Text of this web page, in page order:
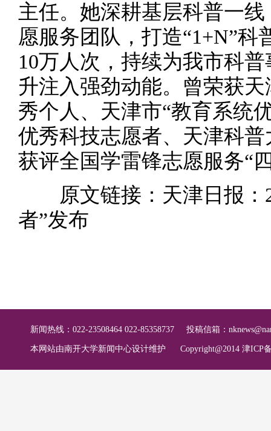
主任。她深耕基层科普一
愿服务团队，打造“1+N”
10万人次，持续为我市科
升注入强劲动能。曾荣获
秀个人、天津市“教育系统
优秀科技志愿者、天津科
获评全国学雷锋志愿服务“
原文链接： 天津日报：
者”发布
新闻热线：022-23508464 022-85358737 投稿信箱：
本网站由南开大学新闻中心设计维护 Copyright@2014 津ICP